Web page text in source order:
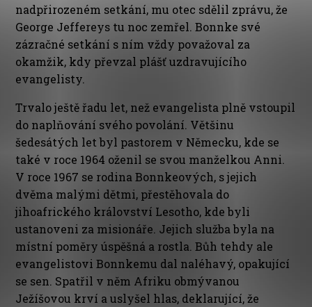
nadpřirozeném setkání, mu otec sdělil zprávu, že
George Jeffereys tu noc zemřel. Bonnke své
zázračné setkání s ním vždy považoval za
okamžik, kdy převzal plášť uzdravujícího
evangelisty.
Trvalo ještě řadu let, než evangelista plně vstoupil
do naplňování svého povolání. Většinu
šedesátých let byl pastorem v Německu, kde se
také v roce 1964 oženil se svou manželkou Anni.
V roce 1967 se rodina Bonnkeových, s jejich
dvěma malými dětmi, přestěhovala do
jihoafrického království Lesotho, kde byli
ustanoveni za misionáře. Jejich služba byla na
místní poměry úspěšná a rostla. Bůh tehdy ale
evangelistovi Bonnkemu dal naléhavý, opakující
se sen. Spatřil v něm Afriku obmývanou
Ježíšovou krví a uslyšel hlas, deklarující, že